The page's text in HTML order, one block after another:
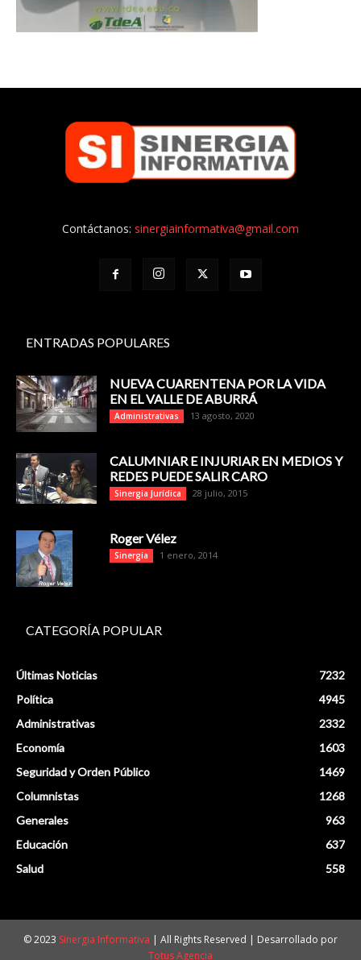
Contáctanos: sinergiainformativa@gmail.com
ENTRADAS POPULARES
NUEVA CUARENTENA POR LA VIDA
EN EL VALLE DE ABURRÁ
Administrativas 13 agosto, 2020
CALUMNIAR E INJURIAR EN MEDIOS Y
REDES PUEDE SALIR CARO
Sinergia Jurídica 28 julio, 2015
Roger Vélez
Sinergia 1 enero, 2014
CATEGORÍA POPULAR
Últimas Noticias
7232
Política
4945
Administrativas
2332
Economía
1603
Seguridad y Orden Público
1469
Columnistas
1268
Generales
963
Educación
637
Salud
558
© 2023 Sinergia Informativa | All Rights Reserved | Desarrollado por
Totus Agencia